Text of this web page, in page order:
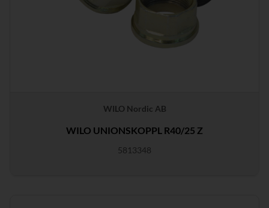
WILO Nordic AB
WILO UNIONSKOPPL R40/25 Z
5813348